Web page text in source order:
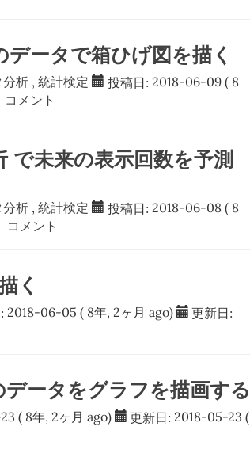
ータで箱ひげ図を描く
分析 ,統計検定 投稿日: 2018-06-09( 8
コメント
未来の表示回数を予測
分析 ,統計検定 投稿日: 2018-06-08( 8
コメント
く
2018-06-05 ( 8年, 2ヶ月 ago) 更新日:
ータをグラフを描画する
( 8年, 2ヶ月 ago) 更新日: 2018-05-23 (